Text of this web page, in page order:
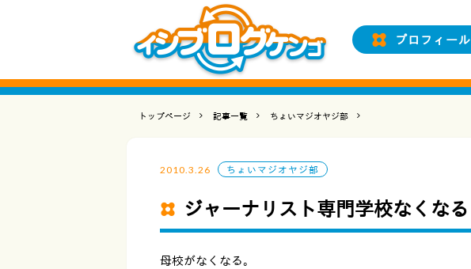
プロフィール
トップページ 記事一覧 ちょいマジオヤジ部
2010.3.26 ちょいマジオヤジ部
ジャーナリスト専門学校なくなる
母校がなくなる。